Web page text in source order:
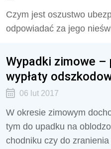
Czym jest oszustwo
odpowiadać za jego
Wypadki zimowe
wypłaty
06 lut 2017
W okresie zimowym
tym do upadku na
chodniku czy do